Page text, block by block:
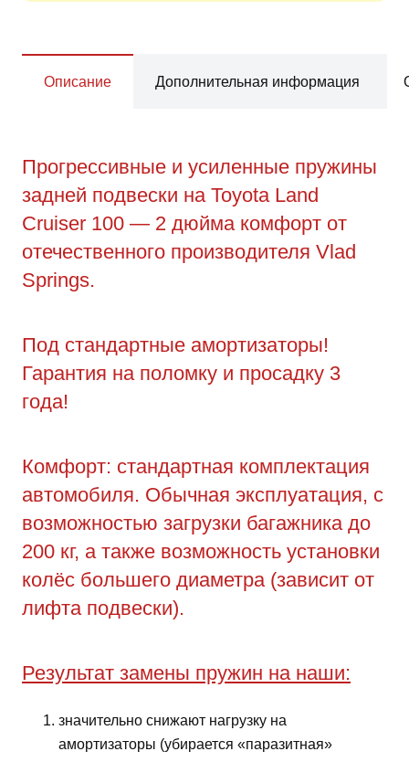
Описание Дополнительная информация
Прогрессивные и усиленные пружины
задней подвески на Toyota Land
Cruiser 100 — 2 дюйма комфорт от
отечественного производителя Vlad
Springs.
Под стандартные амортизаторы!
Гарантия на поломку и просадку 3
года!
Комфорт: стандартная комплектация
автомобиля. Обычная эксплуатация, с
возможностью загрузки багажника до
200 кг, а также возможность установки
колёс большего диаметра (зависит от
лифта подвески).
Результат замены пружин на наши:
значительно снижают нагрузку на
амортизаторы (убирается «паразитная»